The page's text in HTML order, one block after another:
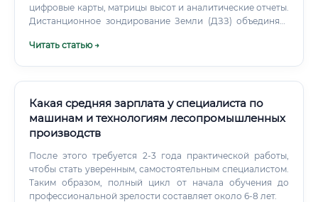
цифровые карты, матрицы высот и аналитические отчеты.
Дистанционное зондирование Земли (ДЗЗ) объединяет
Читать статью →
Какая средняя зарплата у специалиста по
машинам и технологиям лесопромышленных
производств
После этого требуется 2-3 года практической работы,
чтобы стать уверенным, самостоятельным специалистом.
Таким образом, полный цикл от начала обучения до
профессиональной зрелости составляет около 6-8 лет.